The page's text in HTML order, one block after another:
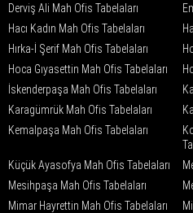
Derviş Ali Mah Ofis Tabelaları
Hacı Kadın Mah Ofis Tabelaları
Hırka-İ Şerif Mah Ofis Tabelaları
Hoca Gıyasettin Mah Ofis Tabelaları
İskenderpaşa Mah Ofis Tabelaları
Karagümrük Mah Ofis Tabelaları
Kemalpaşa Mah Ofis Tabelaları
Küçük Ayasofya Mah Ofis Tabelaları
Mesihpaşa Mah Ofis Tabelaları
Mimar Hayrettin Mah Ofis Tabelaları